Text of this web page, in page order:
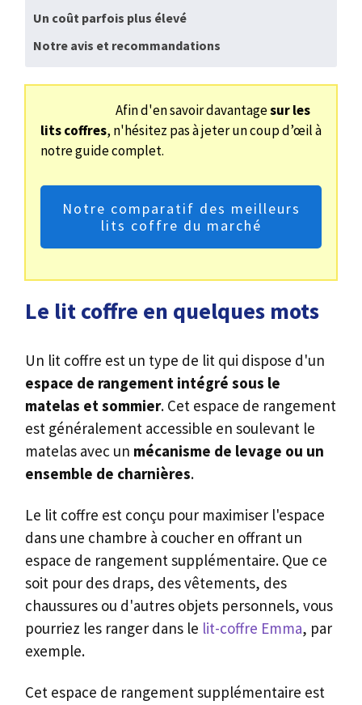
Un coût parfois plus élevé
Notre avis et recommandations
Afin d'en savoir davantagesur les
lits coffres, n'hésitez pas à jeter un coup d’œil à
notre guide complet.
Notre comparatif des meilleurs
lits coffre du marché
Le lit coffre en quelques mots
Un lit coffre est un type de lit qui dispose d'un
espace de rangement intégré sous le
matelas et sommier. Cet espace de rangement
est généralement accessible en soulevant le
matelas avec un mécanisme de levage ou un
ensemble de charnières.
Le lit coffre est conçu pour maximiser l'espace
dans une chambre à coucher en offrant un
espace de rangement supplémentaire. Que ce
soit pour des draps, des vêtements, des
chaussures ou d'autres objets personnels, vous
pourriez les ranger dans le lit-coffre Emma, par
exemple.
Cet espace de rangement supplémentaire est